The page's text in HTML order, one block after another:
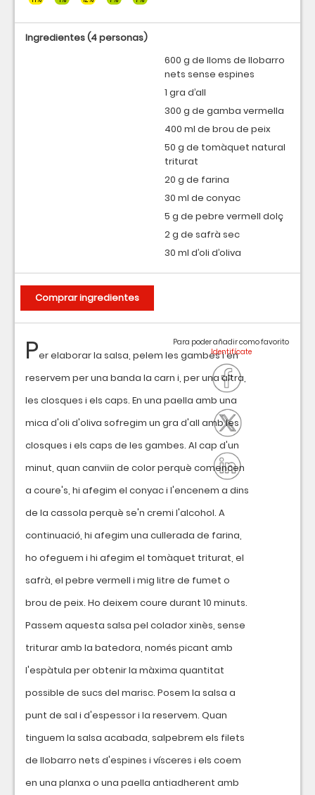
Per elaborar la salsa, pelem les gambes i en
reservem per una banda la carn i, per una altra,
les closques i els caps. En una paella amb una
mica d'oli d'oliva sofregim un gra d'all amb les
closques i els caps de les gambes. Al cap d'un
minut, quan canviïn de color perquè comencen
a coure's, hi afegim el conyac i l'encenem a dins
de la cassola perquè se'n cremi l'alcohol. A
continuació, hi afegim una cullerada de farina,
ho ofeguem i hi afegim el tomàquet triturat, el
safrà, el pebre vermell i mig litre de fumet o
brou de peix. Ho deixem coure durant 10 minuts.
Passem aquesta salsa pel colador xinès, sense
triturar amb la batedora, només picant amb
l'espàtula per obtenir la màxima quantitat
possible de sucs del marisc. Posem la salsa a
punt de sal i d'espessor i la reservem. Quan
tinguem la salsa acabada, salpebrem els filets
de llobarro nets d'espines i vísceres i els coem
en una planxa o una paella antiadherent amb
Para poder añadir como favorito
Ingredientes(4 personas)
600 g de lloms de llobarro
nets sense espines
1 gra d’all
300 g de gamba vermella
400 ml de brou de peix
50 g de tomàquet natural
triturat
20 g de farina
30 ml de conyac
5 g de pebre vermell dolç
2 g de safrà sec
30 ml d’oli d’oliva
Comprar ingredientes